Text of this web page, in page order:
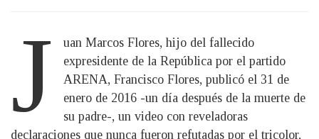
J
uan Marcos Flores, hijo del fallecido
expresidente de la República por el partido
ARENA, Francisco Flores, publicó el 31 de
enero de 2016 -un día después de la muerte de
su padre-, un video con reveladoras
declaraciones que nunca fueron refutadas por el tricolor,